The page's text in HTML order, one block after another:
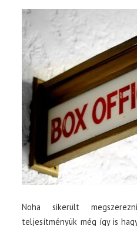
Noha sikerült
teljesítményük még így is